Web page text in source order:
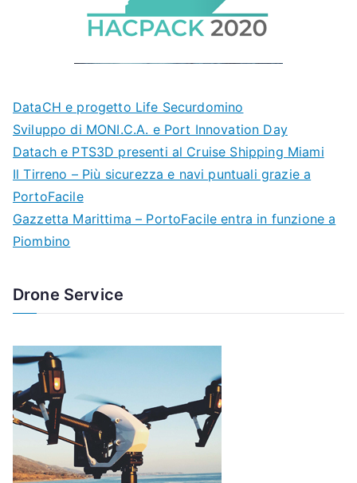
DataCH e progetto Life Securdomino
Sviluppo di MONI.C.A. e Port Innovation Day
Datach e PTS3D presenti al Cruise Shipping Miami
Il Tirreno – Più sicurezza e navi puntuali grazie a
PortoFacile
Gazzetta Marittima – PortoFacile entra in funzione a
Piombino
Drone Service